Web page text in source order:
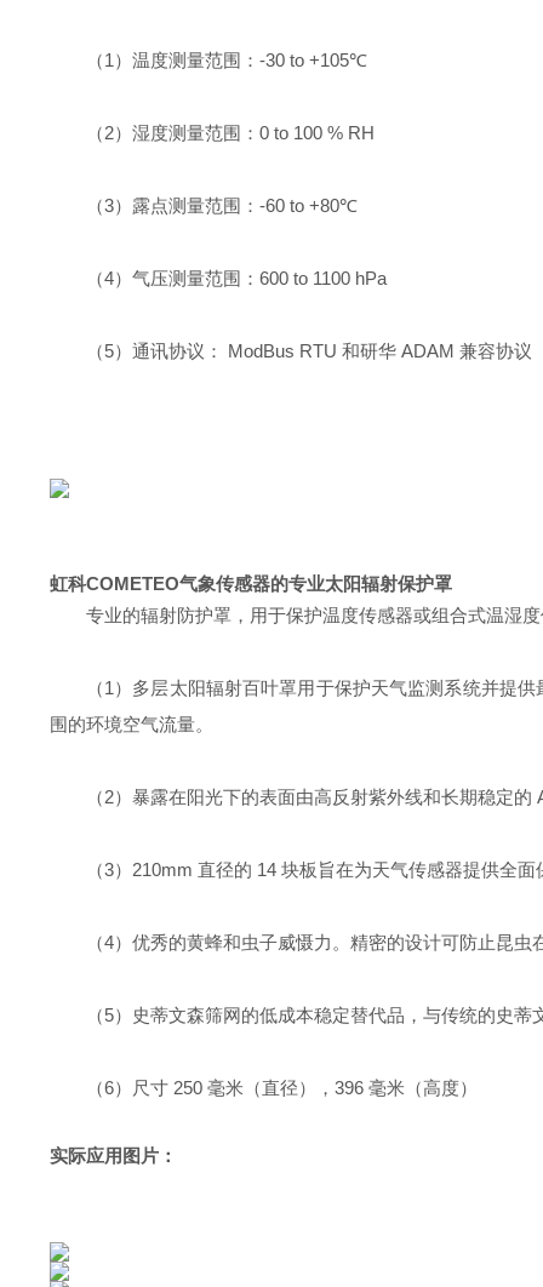
（1）温度测量范围：-30 to +105℃
（2）湿度测量范围：0 to 100 % RH
（3）露点测量范围：-60 to +80℃
（4）气压测量范围：600 to 1100 hPa
（5）通讯协议： ModBus RTU 和研华 ADAM 兼容协议
虹科COMETEO气象传感器的专业太阳辐射保护罩
专业的辐射防护罩，用于保护温度传感器或组合式温湿
（1）多层太阳辐射百叶罩用于保护天气监测系统并提
围的环境空气流量。
（2）暴露在阳光下的表面由高反射紫外线和长期稳定
（3）210mm 直径的 14 块板旨在为天气传感器提供全面
（4）优秀的黄蜂和虫子威慑力。精密的设计可防止昆
（5）史蒂文森筛网的低成本稳定替代品，与传统的史
（6）尺寸 250 毫米（直径），396 毫米（高度）
实际应用图片：